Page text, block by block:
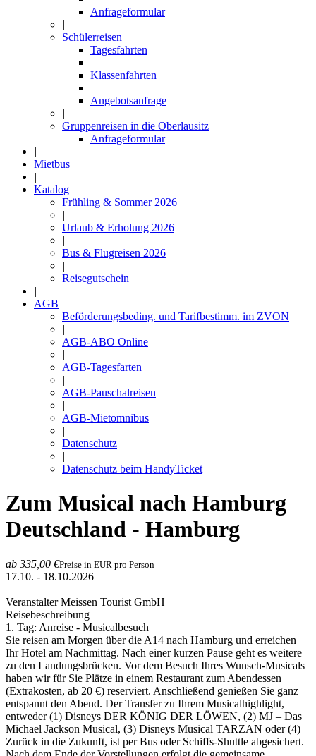
Anfrageformular
|
Schülerreisen
Tagesfahrten
|
Klassenfahrten
|
Angebotsanfrage
|
Gruppenreisen in die Oberlausitz
Anfrageformular
|
Mietbus
|
Katalog
Frühling & Sommer 2026
|
Urlaub & Erholung 2026
|
Bus & Flugreisen 2026
|
Reisegutschein
|
AGB
Beförderungsbeding. und Tarifbestimm. im ZVON
|
AGB-ABO Online
|
AGB-Tagesfarten
|
AGB-Pauschalreisen
|
AGB-Mietomnibus
|
Datenschutz
|
Datenschutz beim HandyTicket
Zum Musical nach Hamburg
Deutschland - Hamburg
ab 335,00 €Preise in EUR pro Person
17.10. - 18.10.2026
Veranstalter Meissen Tourist GmbH
Reisebeschreibung
1. Tag: Anreise - Musicalbesuch
Sie reisen am Morgen über die A14 nach Hamburg und erreichen
Ihr Hotel am Nachmittag. Nach einer kurzen Pause geht es weitere
zu den Landungsbrücken. Vor dem Besuch Ihres Wunsch-Musicals
haben wir für Sie Plätze in einem Restaurant zum Abendessen
(Extrakosten, ab 20 €) reserviert. Anschließend genießen Sie ganz
entspannt den Abend. Der Transfer zu Ihrem Musicalhighlight,
entweder (1) Disneys DER KÖNIG DER LÖWEN, (2) MJ – Das
Michael Jackson Musical, (3) Disneys Musical TARZAN oder (4)
Zurück in die Zukunft, ist per Bus oder Schiffs-Shuttle abgesichert.